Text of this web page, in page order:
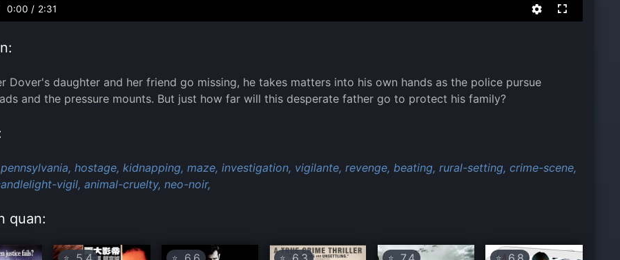
0:00 / 2:31
Dover's daughter and her friend go missing, he takes matters into his own hands as the police pursue
and the pressure mounts. But just how far will this desperate father go to protect his family?
pennsylvania, hostage, kidnapping, maze, investigation, vigilante, revenge, beating, rural-setting, crime-scene,
vigil, animal-cruelty, neo-noir,
quan:
⭐ ⭐ ⭐ ⭐ ⭐